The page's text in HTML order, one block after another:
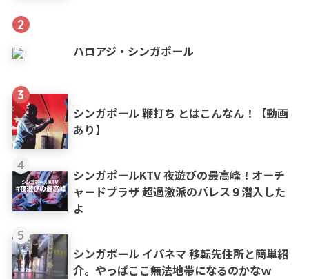
2
ハロアジ・シンガポール
3
シンガポール 鞭打ち とはこんなん！【動画
あり】
4
シンガポールKTV 夜遊びの最高峰！オーチ
ャードプラザ 超過激派のパレス９潜入した
よ
5
シンガポール イパネマ 移転先住所と簡単紹
介。やっぱここ無法地帯になるのかなｗ